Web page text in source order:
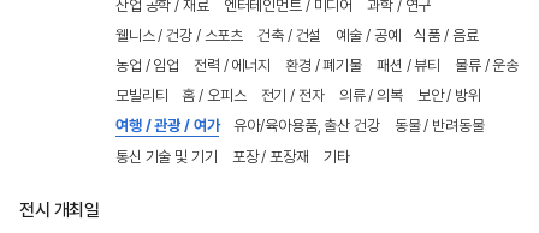
산업 공학 / 재료
엔터테인먼트 / 미디어
과학 / 연구
웰니스 / 건강 / 스포츠
건축 / 건설 예술 / 공예
식품 / 음료
농업 / 임업
전력 / 에너지 환경 / 폐기물 패션 / 뷰티
물류 / 운송
모빌리티
홈 / 오피스 전기 / 전자 의류 / 의복
보안 / 방위
여행 / 관광 / 여가
유아/육아용품, 출산 건강
동물 / 반려동물
통신 기술 및 기기
포장 / 포장재 기타
전시 개최일